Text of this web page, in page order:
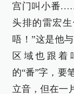
宫门叫小番
头排的雷宏
唔！”这是他
区域也跟着
的“番”字，要
立音，但在一